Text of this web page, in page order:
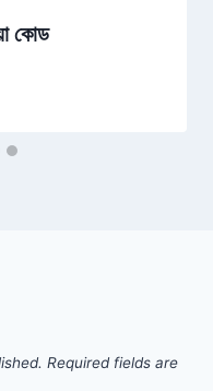
কোড
Required fields are